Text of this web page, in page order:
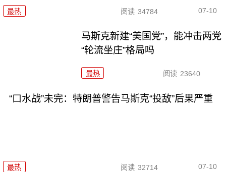
最热 阅读 34784 07-10
马斯克新建“美国党”，能冲击两党
“轮流坐庄”格局吗
最热 阅读 23640
“口水战”未完：特朗普警告马斯克“投敌”后果严重
最热 阅读 32714 07-10